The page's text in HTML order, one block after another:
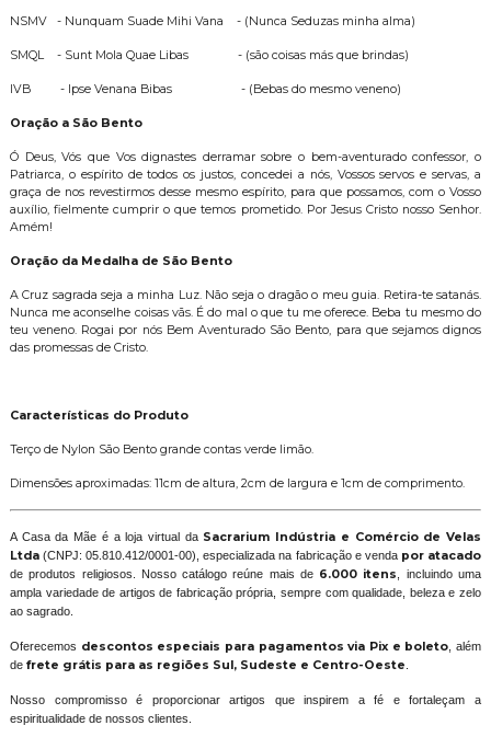
NSMV - Nunquam Suade Mihi Vana - (Nunca Seduzas minha alma)
SMQL - Sunt Mola Quae Libas - (são coisas más que brindas)
IVB - Ipse Venana Bibas - (Bebas do mesmo veneno)
Oração a São Bento
Ó Deus, Vós que Vos dignastes derramar sobre o bem-aventurado confessor, o
Patriarca, o espírito de todos os justos, concedei a nós, Vossos servos e servas, a
graça de nos revestirmos desse mesmo espírito, para que possamos, com o Vosso
auxílio, fielmente cumprir o que temos prometido. Por Jesus Cristo nosso Senhor.
Amém!
Oração da Medalha de São Bento
A Cruz sagrada seja a minha Luz. Não seja o dragão o meu guia. Retira-te satanás.
Nunca me aconselhe coisas vãs. É do mal o que tu me oferece. Beba tu mesmo do
teu veneno. Rogai por nós Bem Aventurado São Bento, para que sejamos dignos
das promessas de Cristo.
Características do Produto
Terço de Nylon São Bento grande contas verde limão.
Dimensões aproximadas: 11cm de altura, 2cm de largura e 1cm de comprimento.
A Casa da Mãe é a loja virtual daSacrarium Indústria e Comércio de Velas
Ltda(CNPJ: 05.810.412/0001-00), especializada na fabricação e venda por atacado
de produtos religiosos. Nosso catálogo reúne mais de 6.000 itens
, incluindo uma
ampla variedade de artigos de fabricação própria, sempre com qualidade, beleza e zelo
ao sagrado.
Oferecemos descontos especiais para pagamentos via Pix e boleto , além
de frete grátis para as regiões Sul, Sudeste e Centro-Oeste
Nosso compromisso é proporcionar artigos que inspirem a fé e fortaleçam a
espiritualidade de nossos clientes.